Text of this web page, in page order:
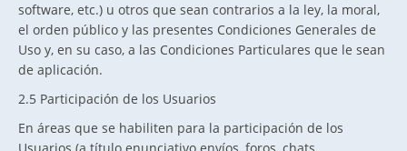
software, etc.) u otros que sean contrarios a la ley, la moral,
el orden público y las presentes Condiciones Generales de
Uso y, en su caso, a las Condiciones Particulares que le sean
de aplicación.
2.5 Participación de los Usuarios
En áreas que se habiliten para la participación de los